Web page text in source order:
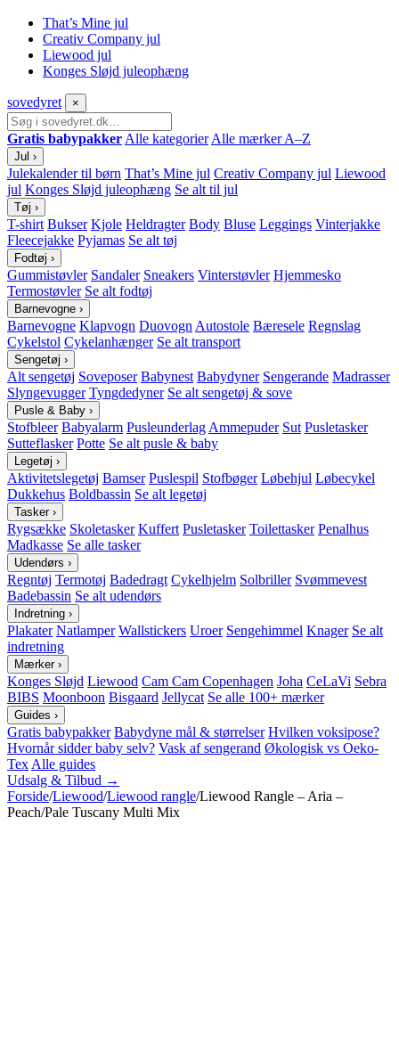
That’s Mine jul
Creativ Company jul
Liewood jul
Konges Sløjd juleophæng
sovedyret ×
Gratis babypakker Alle kategorier Alle mærker A–Z
Jul ›
Julekalender til børn That’s Mine jul Creativ Company jul Liewood
jul Konges Sløjd juleophæng Se alt til jul
Tøj ›
T-shirt Bukser Kjole Heldragter Body Bluse Leggings Vinterjakke
Fleecejakke Pyjamas Se alt tøj
Fodtøj ›
Gummistøvler Sandaler Sneakers Vinterstøvler Hjemmesko
Termostøvler Se alt fodtøj
Barnevogne ›
Barnevogne Klapvogn Duovogn Autostole Bæresele Regnslag
Cykelstol Cykelanhænger Se alt transport
Sengetøj ›
Alt sengetøj Soveposer Babynest Babydyner Sengerande Madrasser
Slyngevugger Tyngdedyner Se alt sengetøj & sove
Pusle & Baby ›
Stofbleer Babyalarm Pusleunderlag Ammepuder Sut Pusletasker
Sutteflasker Potte Se alt pusle & baby
Legetøj ›
Aktivitetslegetøj Bamser Puslespil Stofbøger Løbehjul Løbecykel
Dukkehus Boldbassin Se alt legetøj
Tasker ›
Rygsække Skoletasker Kuffert Pusletasker Toilettasker Penalhus
Madkasse Se alle tasker
Udendørs ›
Regntøj Termotøj Badedragt Cykelhjelm Solbriller Svømmevest
Badebassin Se alt udendørs
Indretning ›
Plakater Natlamper Wallstickers Uroer Sengehimmel Knager Se alt
indretning
Mærker ›
Konges Sløjd Liewood Cam Cam Copenhagen Joha CeLaVi Sebra
BIBS Moonboon Bisgaard Jellycat Se alle 100+ mærker
Guides ›
Gratis babypakker Babydyne mål & størrelser Hvilken voksipose?
Hvornår sidder baby selv? Vask af sengerand Økologisk vs Oeko-
Tex Alle guides
Udsalg & Tilbud →
Forside/Liewood/Liewood rangle/Liewood Rangle – Aria –
Peach/Pale Tuscany Multi Mix